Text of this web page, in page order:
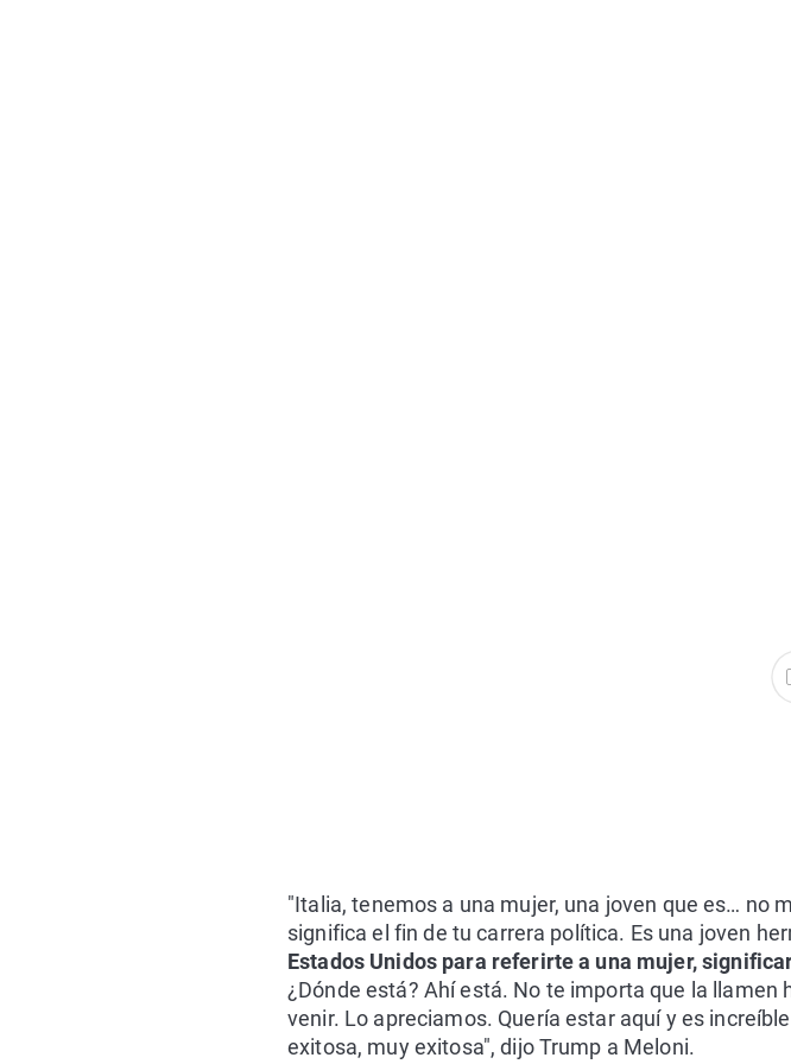
"Italia, tenemos a una mujer, una joven que es… no
significa el fin de tu carrera política. Es una joven
Estados Unidos para referirte a una mujer,
¿Dónde está? Ahí está. No te importa que la
venir. Lo apreciamos. Quería estar aquí y es
exitosa, muy exitosa", dijo Trump a Meloni.